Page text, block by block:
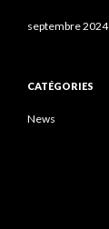
septembre 2024
CATÉGORIES
News